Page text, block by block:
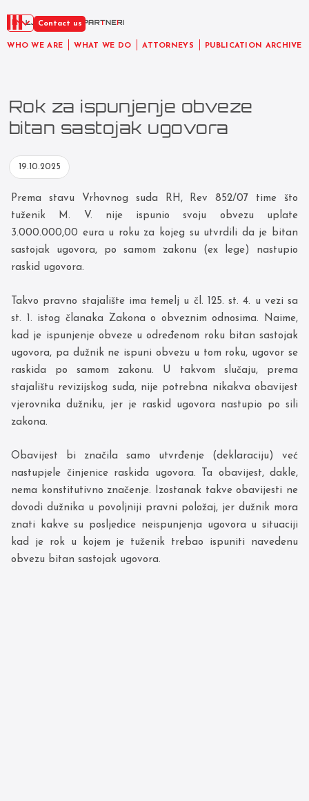
WHO WE ARE WHAT WE DO ATTORNEYS PUBLICATION ARCHIVE
EN Contact us
Rok za ispunjenje obveze
bitan sastojak ugovora
19.10.2025
Prema stavu Vrhovnog suda RH, Rev 852/07 time što
tuženik M. V. nije ispunio svoju obvezu uplate
3.000.000,00 eura u roku za kojeg su utvrdili da je bitan
sastojak ugovora, po samom zakonu (ex lege) nastupio
raskid ugovora.
Takvo pravno stajalište ima temelj u čl. 125. st. 4. u vezi sa
st. 1. istog članaka Zakona o obveznim odnosima. Naime,
kad je ispunjenje obveze u određenom roku bitan sastojak
ugovora, pa dužnik ne ispuni obvezu u tom roku, ugovor se
raskida po samom zakonu. U takvom slučaju, prema
stajalištu revizijskog suda, nije potrebna nikakva obavijest
vjerovnika dužniku, jer je raskid ugovora nastupio po sili
zakona.
Obavijest bi značila samo utvrđenje (deklaraciju) već
nastupjele činjenice raskida ugovora. Ta obavijest, dakle,
nema konstitutivno značenje. Izostanak takve obavijesti ne
dovodi dužnika u povoljniji pravni položaj, jer dužnik mora
znati kakve su posljedice neispunjenja ugovora u situaciji
kad je rok u kojem je tuženik trebao ispuniti navedenu
obvezu bitan sastojak ugovora.